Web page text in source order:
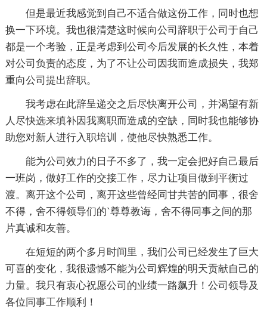
但是最近我感觉到自己不适合做这份工作，同时也想
换一下环境。我也很清楚这时候向公司辞职于公司于自己
都是一个考验，正是考虑到公司今后发展的长久性，本着
对公司负责的态度，为了不让公司因我而造成损失，我郑
重向公司提出辞职。
我考虑在此辞呈递交之后尽快离开公司，并渴望有新
人尽快选来填补因我离职而造成的空缺，同时我也能够协
助您对新人进行入职培训，使他尽快熟悉工作。
能为公司效力的日子不多了，我一定会把好自己最后
一班岗，做好工作的交接工作，尽力让项目做到平衡过
渡。离开这个公司，离开这些曾经同甘共苦的同事，很舍
不得，舍不得领导们的`尊尊教诲，舍不得同事之间的那
片真诚和友善。
在短短的两个多月时间里，我们公司已经发生了巨大
可喜的变化，我很遗憾不能为公司辉煌的明天贡献自己的
力量。我只有衷心祝愿公司的业绩一路飙升！公司领导及
各位同事工作顺利！